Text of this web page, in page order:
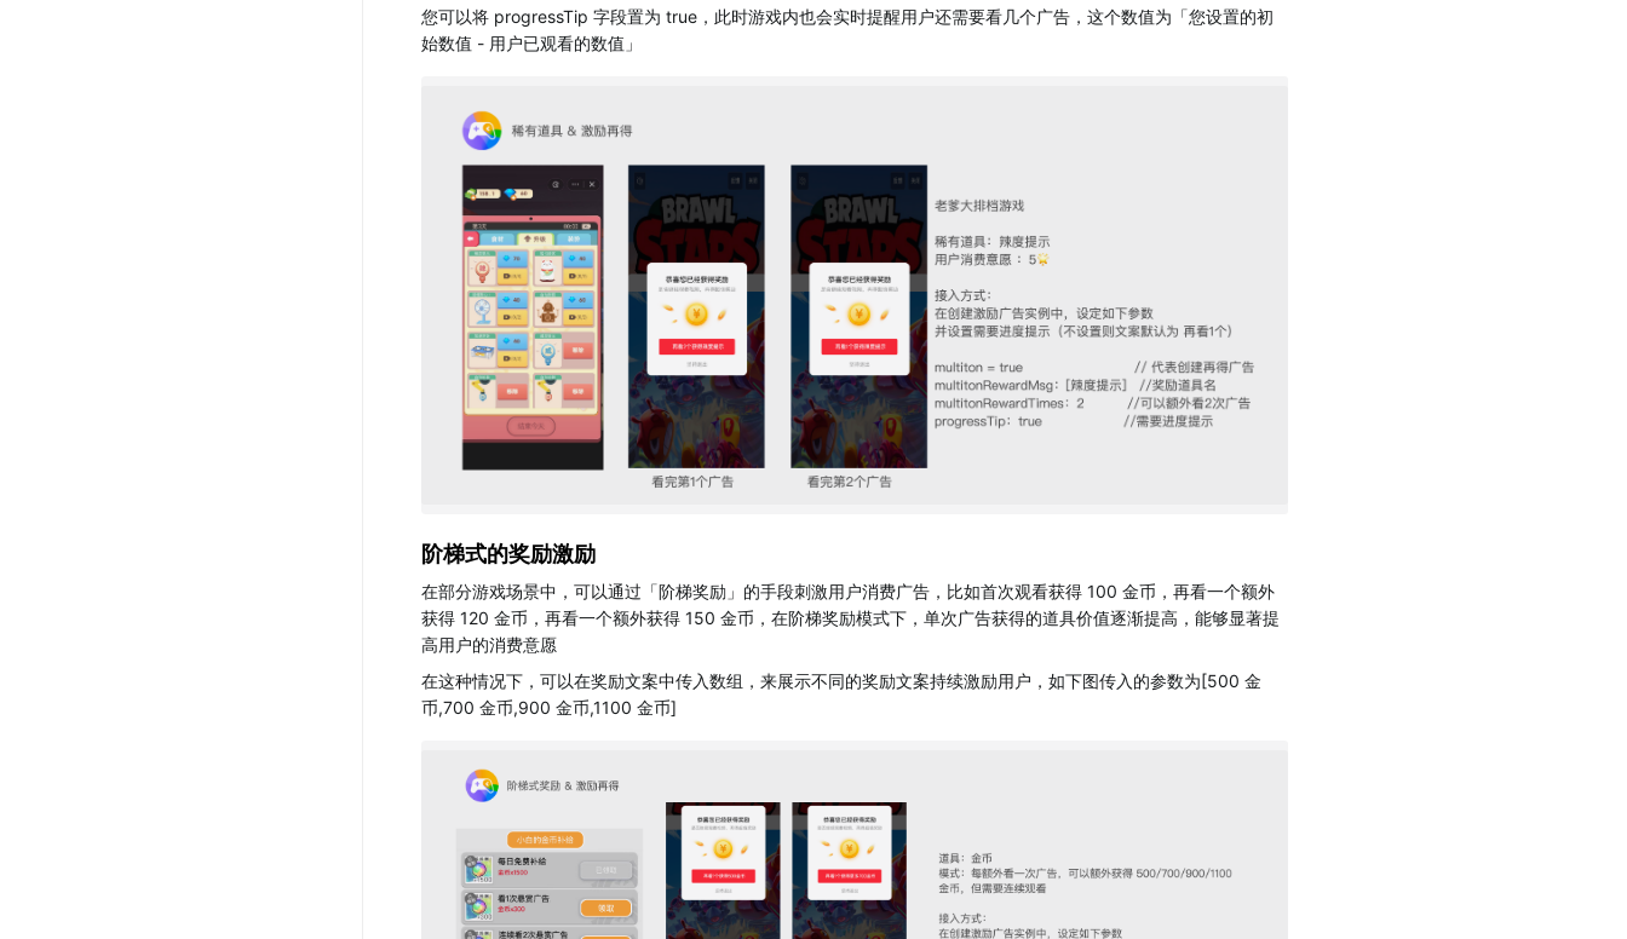
您可以将 progressTip 字段置为 true，此时游戏内也会实时提醒用户还需要看几个广告，这个数值为「您设置的初
始数值 - 用户已观看的数值」
阶梯式的奖励激励
在部分游戏场景中，可以通过「阶梯奖励」的手段刺激用户消费广告，比如首次观看获得 100 金币，再看一个额外
获得 120 金币，再看一个额外获得 150 金币，在阶梯奖励模式下，单次广告获得的道具价值逐渐提高，能够显著提
高用户的消费意愿
在这种情况下，可以在奖励文案中传入数组，来展示不同的奖励文案持续激励用户，如下图传入的参数为[500 金
币,700 金币,900 金币,1100 金币]